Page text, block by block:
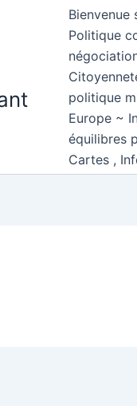
Bienvenue
Politique
politique
Europe ~
équilibres
Cartes ,